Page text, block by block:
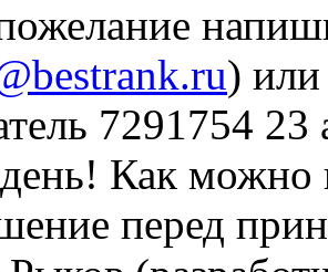
)
7291754 23
Как можно
перед